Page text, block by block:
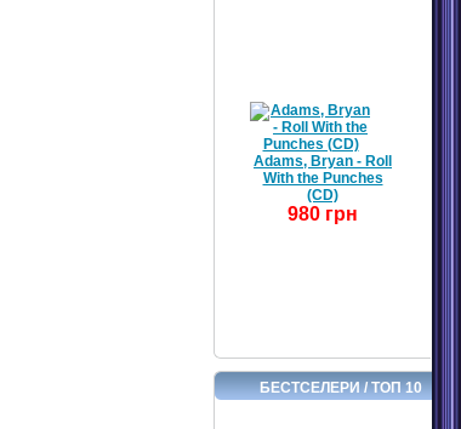
Adams, Bryan - Roll
With the Punches
(CD)
980 грн
БЕСТСЕЛЕРИ / ТОП 10